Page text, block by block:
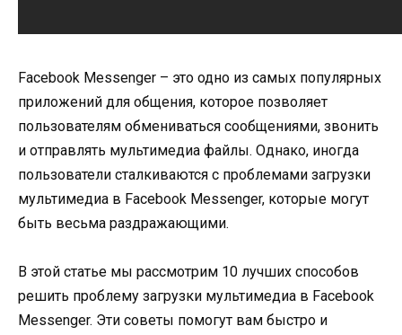
Facebook Messenger – это одно из самых популярных
приложений для общения, которое позволяет
пользователям обмениваться сообщениями, звонить
и отправлять мультимедиа файлы. Однако, иногда
пользователи сталкиваются с проблемами загрузки
мультимедиа в Facebook Messenger, которые могут
быть весьма раздражающими.
В этой статье мы рассмотрим 10 лучших способов
решить проблему загрузки мультимедиа в Facebook
Messenger. Эти советы помогут вам быстро и